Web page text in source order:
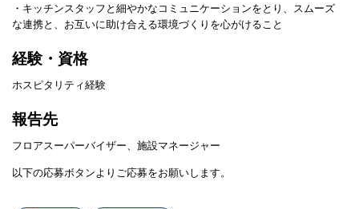
・キッチンスタッフと細やかなコミュニケーションをとり、スムーズ
な連携と、お互いに助け合える環境づくりを心がけること
経験・資格
ホスピタリティ経験
報告先
フロアスーパーバイザー、施設マネージャー
以下の応募ボタンよりご応募をお願いします。